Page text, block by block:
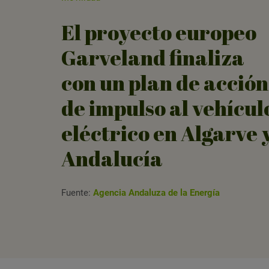
El proyecto europeo
Garveland finaliza
con un plan de acción
de impulso al
eléctrico en Algarve
Andalucía
Fuente: Agencia Andaluza de la Energía